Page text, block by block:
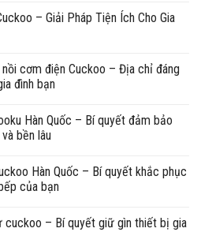
– Giải Pháp Tiện Ích Cho Gia
cơm điện Cuckoo – Địa chỉ đáng
đình bạn
Hàn Quốc – Bí quyết đảm bảo
bền lâu
Hàn Quốc – Bí quyết khắc phục
của bạn
cuckoo – Bí quyết giữ gìn thiết bị gia